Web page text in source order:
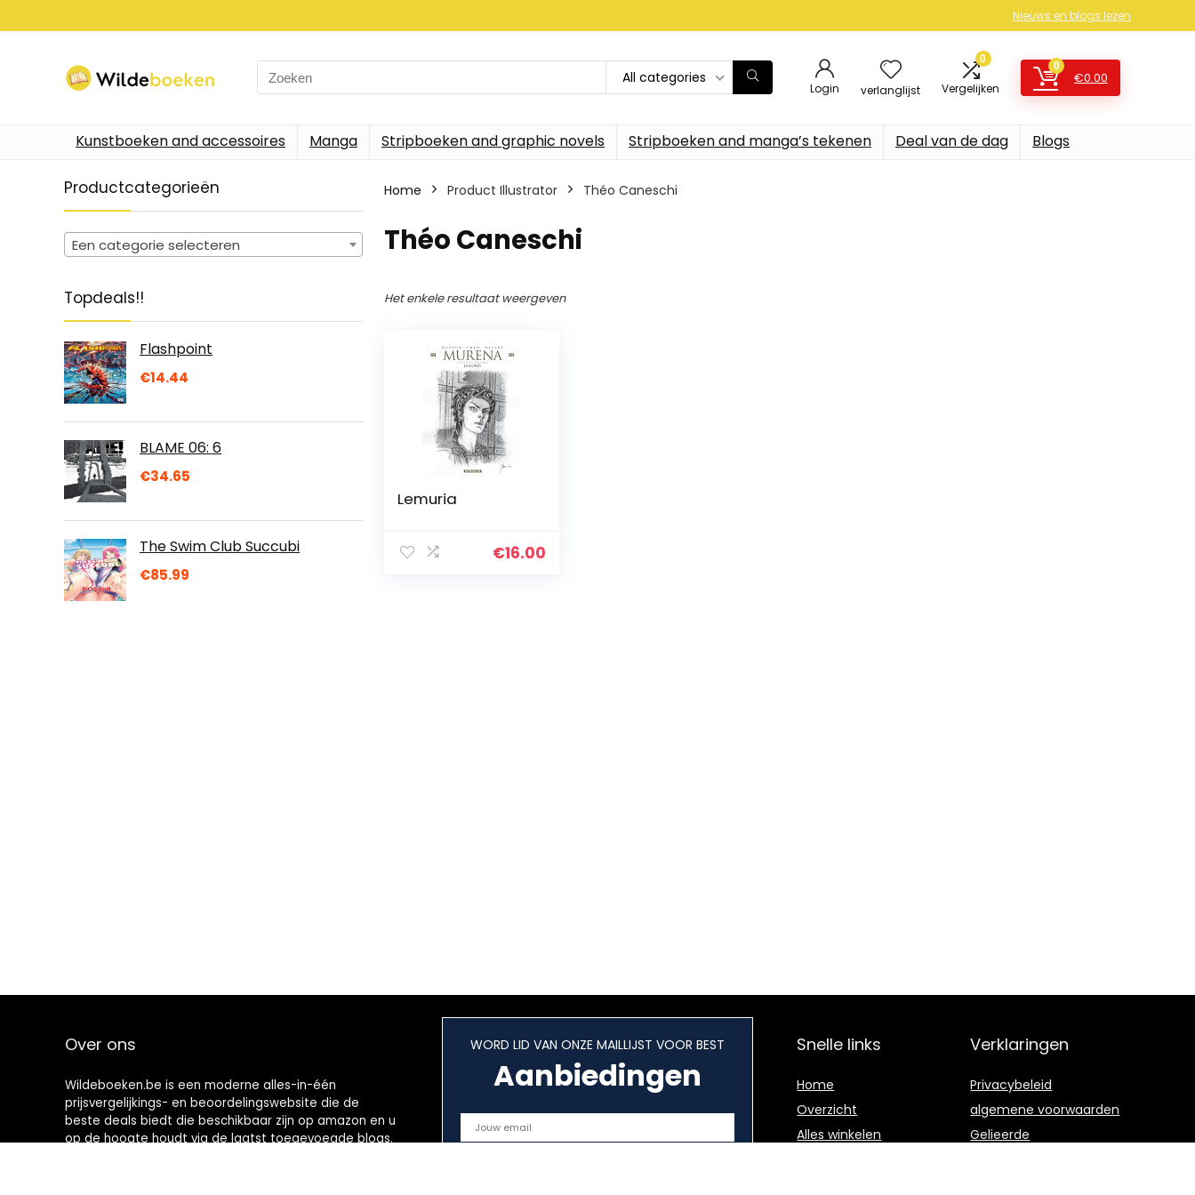
Nieuws en blogs lezen
Search
for:
All categories
Login verlanglijst
0
Vergelijken
0
€0.00
Kunstboeken and accessoires Manga Stripboeken and graphic novels Stripboeken and manga’s tekenen Deal van de dag Blogs
Productcategorieën
Een categorie selecteren
Topdeals!!
Flashpoint
€14.44
BLAME 06: 6
€34.65
The Swim Club Succubi
€85.99
Home Product Illustrator Théo Caneschi
Théo Caneschi
Het enkele resultaat weergeven
Lemuria
€16.00
Over ons
Wildeboeken.be is een moderne alles-in-één
prijsvergelijkings- en beoordelingswebsite die de
beste deals biedt die beschikbaar zijn op amazon en u
op de hoogte houdt via de laatst toegevoegde blogs.
WORD LID VAN ONZE MAILLIJST VOOR BEST
Aanbiedingen
Snelle links
Home
Overzicht
Alles winkelen
Verklaringen
Privacybeleid
algemene voorwaarden
Gelieerde